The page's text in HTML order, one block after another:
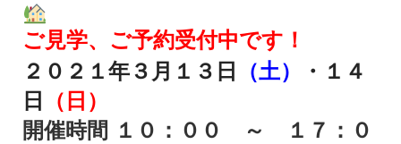
ご見学、ご予約受付中です！
２０２１年３ 月１３日 （土）
・１４
日
（日）
開催時間 １０：００ ～ １７：０